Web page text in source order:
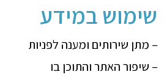
שימוש במידע
– מתן שירותים ומענה לפניות
– שיפור האתר והתוכן בו